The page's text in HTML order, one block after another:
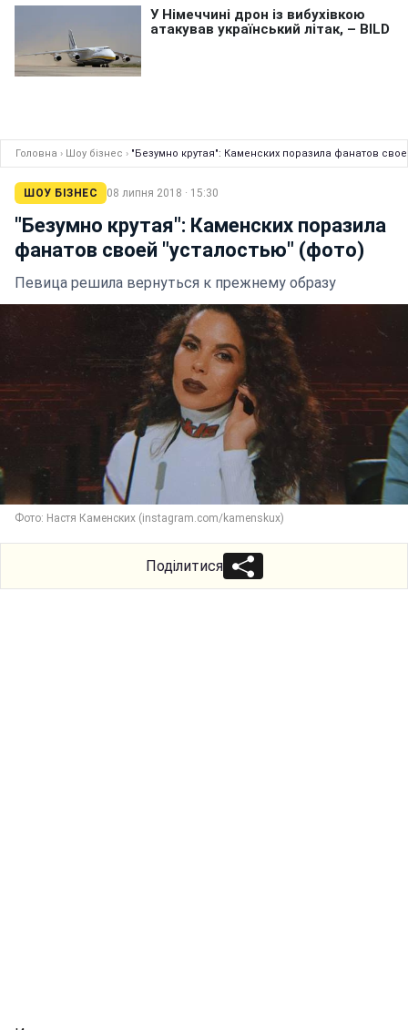
Головна › Шоу бізнес › "Безумно крутая": Каменских поразила фанатов
ШОУ БІЗНЕС 08 липня 2018 · 15:30
"Безумно крутая": Каменских поразила
фанатов своей "усталостью" (фото)
Певица решила вернуться к прежнему образу
Фото: Настя Каменских (instagram.com/kamenskux)
Поділитися